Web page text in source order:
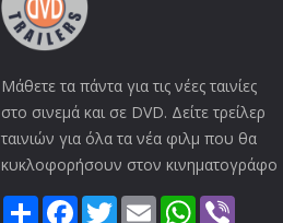
Μάθετε τα πάντα για τις νέες ταινίες
στο σινεμά και σε DVD. Δείτε τρείλερ
ταινιών για όλα τα νέα φιλμ που θα
κυκλοφορήσουν στον κινηματογράφο
ShareFacebook
TwitterEmail WhatsApp